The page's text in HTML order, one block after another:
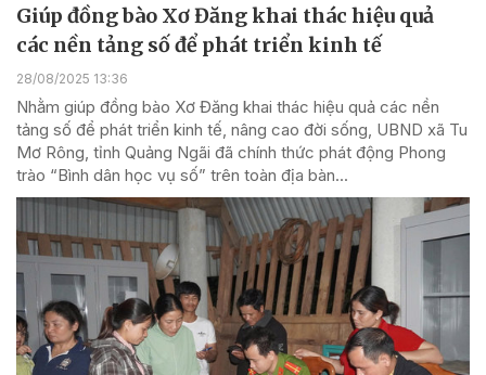
Giúp đồng bào Xơ Đăng khai thác hiệu quả
các nền tảng số để phát triển kinh tế
28/08/2025 13:36
Nhằm giúp đồng bào Xơ Đăng khai thác hiệu quả các nền
tảng số để phát triển kinh tế, nâng cao đời sống, UBND xã Tu
Mơ Rông, tỉnh Quảng Ngãi đã chính thức phát động Phong
trào “Bình dân học vụ số” trên toàn địa bàn...